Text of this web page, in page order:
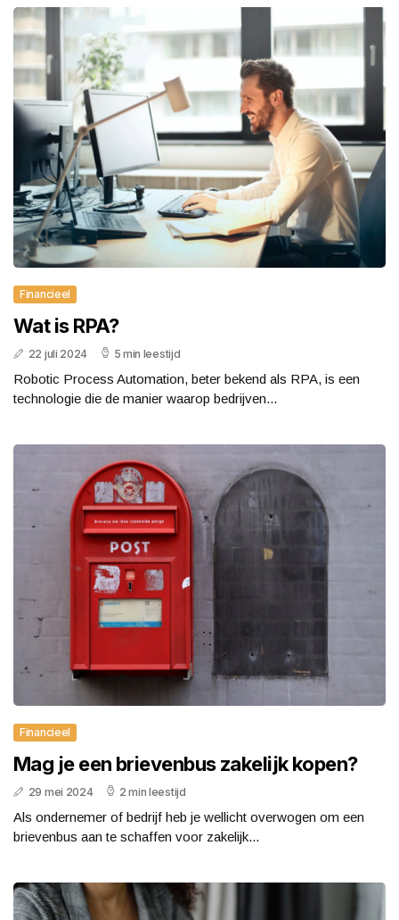
Financieel
Wat is RPA?
22 juli 2024 5 min leestijd
Robotic Process Automation, beter bekend als RPA, is een
technologie die de manier waarop bedrijven...
Financieel
Mag je een brievenbus zakelijk kopen?
29 mei 2024 2 min leestijd
Als ondernemer of bedrijf heb je wellicht overwogen om een
brievenbus aan te schaffen voor zakelijk...